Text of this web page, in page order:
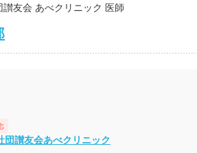
讃友会 あべクリニック 医師
団讃友会あべクリニック